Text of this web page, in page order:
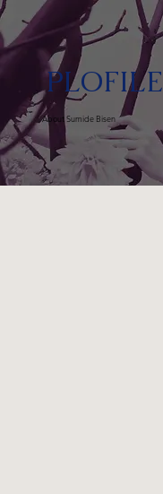
PLOFILE
About Sumide Bisen